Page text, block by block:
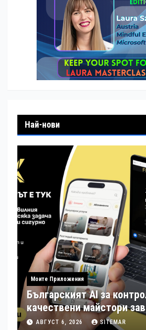
Най-нови
Моите Приложения
Българският AI за
качествени майстори
шест страни в Европа
АВГУСТ 6, 2026 SITEMAR